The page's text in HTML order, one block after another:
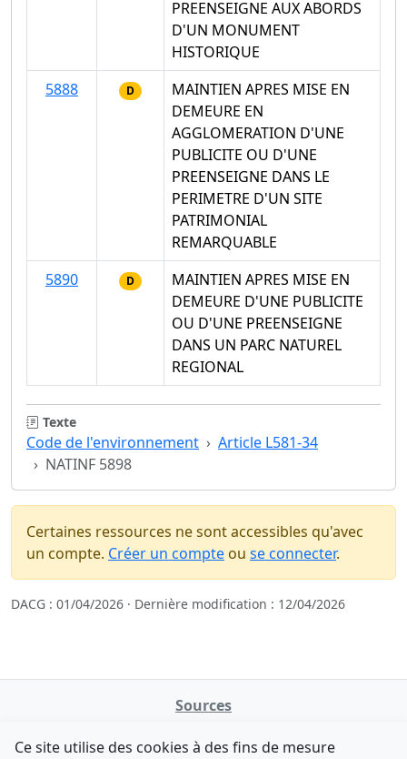
PREENSEIGNE AUX ABORDS
D'UN MONUMENT
HISTORIQUE
5888
D
MAINTIEN APRES MISE EN
DEMEURE EN
AGGLOMERATION D'UNE
PUBLICITE OU D'UNE
PREENSEIGNE DANS LE
PERIMETRE D'UN SITE
PATRIMONIAL
REMARQUABLE
5890
D
MAINTIEN APRES MISE EN
DEMEURE D'UNE PUBLICITE
OU D'UNE PREENSEIGNE
DANS UN PARC NATUREL
REGIONAL
Texte
Code de l'environnement
Article L581-34
NATINF 5898
Certaines ressources ne sont accessibles qu'avec
un compte. Créer un compte ou se connecter.
DACG : 01/04/2026 · Dernière modification : 12/04/2026
Sources
data.gouv.fr
Ce site utilise des cookies à des fins de mesure